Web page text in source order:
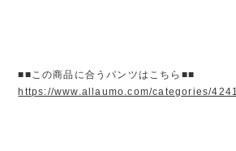
■■この商品に合うパンツはこちら■■
https://www.allaumo.com/categories/